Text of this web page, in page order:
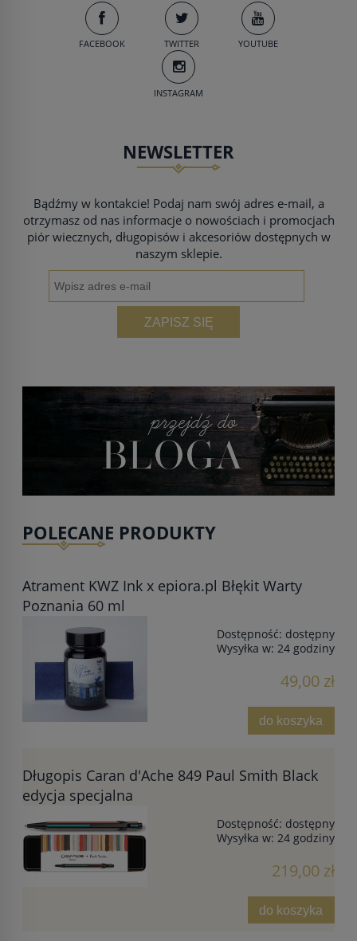
do koszyka
FACEBOOK TWITTER YOUTUBE
INSTAGRAM
NEWSLETTER
Bądźmy w kontakcie! Podaj nam swój adres e-mail, a
otrzymasz od nas informacje o nowościach i promocjach
piór wiecznych, długopisów i akcesoriów dostępnych w
naszym sklepie.
ZAPISZ SIĘ
POLECANE PRODUKTY
Atrament KWZ Ink x epiora.pl Błękit Warty
Poznania 60 ml
Dostępność: dostępny
Wysyłka w: 24 godziny
49,00 zł
do koszyka
Długopis Caran d'Ache 849 Paul Smith Black
edycja specjalna
Dostępność: dostępny
Wysyłka w: 24 godziny
219,00 zł
do koszyka